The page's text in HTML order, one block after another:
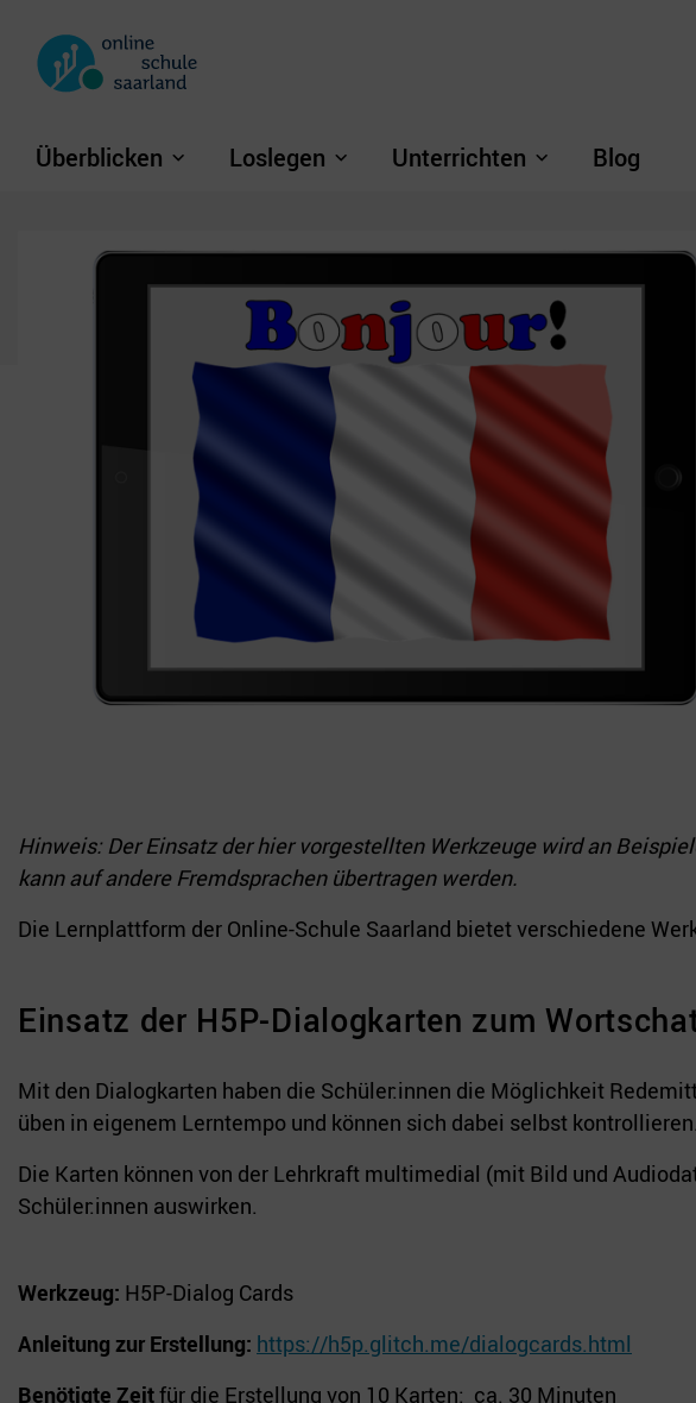
Überblicken Loslegen Unterrichten Blog
Hinweis: Der Einsatz der hier vorgestellten Werkzeuge wird an
kann auf andere Fremdsprachen übertragen werden.
Die Lernplattform der Online-Schule Saarland bietet verschiedene
Einsatz der H5P-Dialogkarten zum
Mit den Dialogkarten haben die Schüler:innen die Möglichkeit
üben in eigenem Lerntempo und können sich dabei selbst kontrollieren.
Die Karten können von der Lehrkraft multimedial (mit Bild und
Schüler:innen auswirken.
Werkzeug: H5P-Dialog Cards
Anleitung zur Erstellung: https://h5p.glitch.me/dialogcards.html
Benötigte Zeitfür die Erstellung von 10 Karten: ca. 30 Minuten